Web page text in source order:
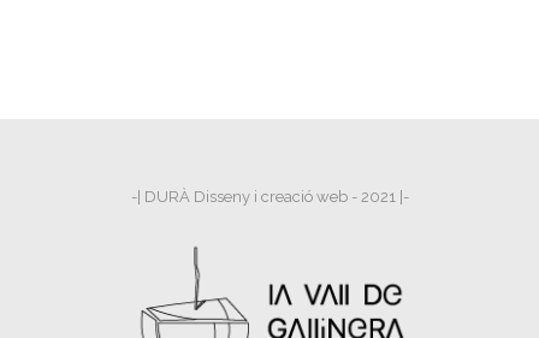
-| DURÀ Disseny i creació web - 2021 |-